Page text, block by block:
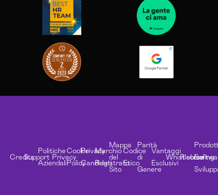
CreditsSupport
Politiche
Aziendali
Privacy
Cookie
Policy
Privacy
Candidati
Marchio
Registrato
Mappa
del
Sito
Codice
Etico
Parità
di
Genere
Vantaggi
Esclusivi
Whistleblowing
Risorse